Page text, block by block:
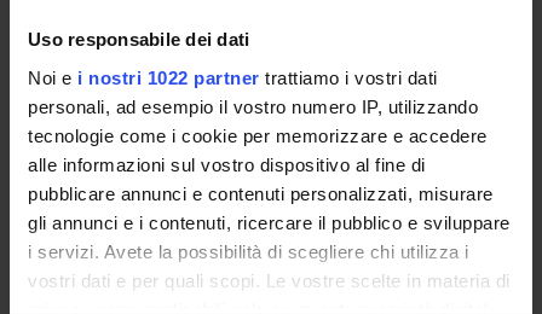
Uso responsabile dei dati
Noi e i nostri 1022 partner trattiamo i vostri dati
personali, ad esempio il vostro numero IP, utilizzando
tecnologie come i cookie per memorizzare e accedere
alle informazioni sul vostro dispositivo al fine di
pubblicare annunci e contenuti personalizzati, misurare
gli annunci e i contenuti, ricercare il pubblico e sviluppare
i servizi. Avete la possibilità di scegliere chi utilizza i
vostri dati e per quali scopi. Le vostre scelte in materia di
privacy sono applicabili solo su questa proprietà digitale
SUPERIORE
Contatti
Persone
Luoghi
Calendario